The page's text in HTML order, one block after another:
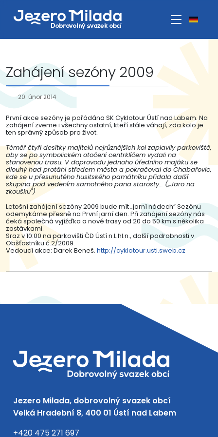
Zahájení sezóny 2009
20. únor 2014
První akce sezóny je pořádána SK Cyklotour Ústí nad Labem. Na
zahájení zveme i všechny ostatní, kteří stále váhají, zda kolo je
ten správný způsob pro život.
Téměř čtyři desítky majitelů nejrůznějších kol zaplavily parkoviště,
aby se po symbolickém otočení centrklíčem vydali na
stanovenou trasu. V doprovodu jednoho úředního majáku se
dlouhý had protáhl středem města a pokračoval do Chabařovic,
kde se u přesunutého husitského památníku přidala další
skupina pod vedením samotného pana starosty… („Jaro na
zkoušku")
Letošní zahájení sezóny 2009 bude mít „jarní nádech“ Sezónu
odemykáme přesně na První jarní den. Při zahájení sezóny nás
čeká společná vyjížďka a nové trasy od 20 do 50 km s několika
zastávkami.
Sraz v 10:00 na parkovišti ČD Ústí n.L.hl.n., další podrobnosti v
Obšťastníku č.2/2009.
Vedoucí akce: Darek Beneš. http://cyklotour.usti.sweb.cz
Jezero Milada, dobrovolný svazek obcí
Velká Hradební 8, 400 01 Ústí nad Labem
+420 475 271 697